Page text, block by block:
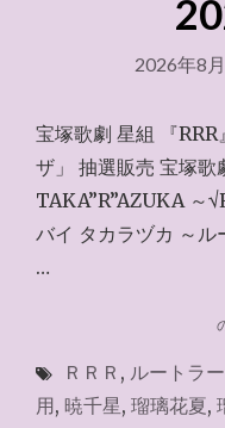
2026年8
宝塚歌劇 星組 『
ザ」 抽選販売 宝塚歌
TAKA”R”AZUKA ～
バイ タカラヅカ ～ル
…
ＲＲＲ , ルートラ
用, 暁千星, 瑠璃花夏,